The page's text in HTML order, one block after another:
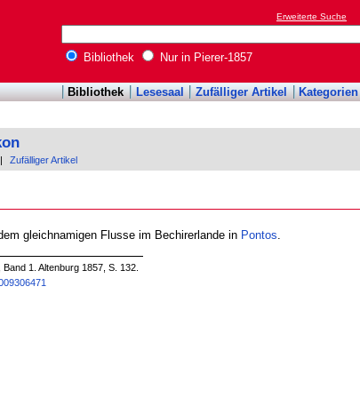
Erweiterte Suche
Bibliothek Nur in Pierer-1857
Bibliothek Lesesaal Zufälliger Artikel Kategorien
Zufälliger Artikel
gleichnamigen Flusse im Bechirerlande in Pontos
1. Altenburg 1857, S. 132.